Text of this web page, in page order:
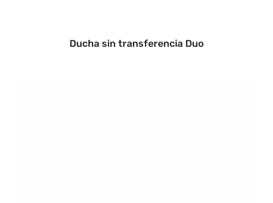
Ducha sin transferencia Duo